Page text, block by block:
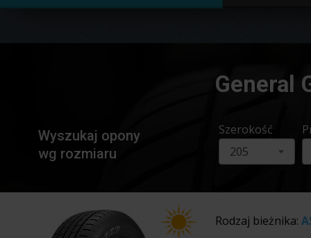
General
Wyszukaj opony
wg rozmiaru
Szerokość
205
Rodzaj bieżnika: